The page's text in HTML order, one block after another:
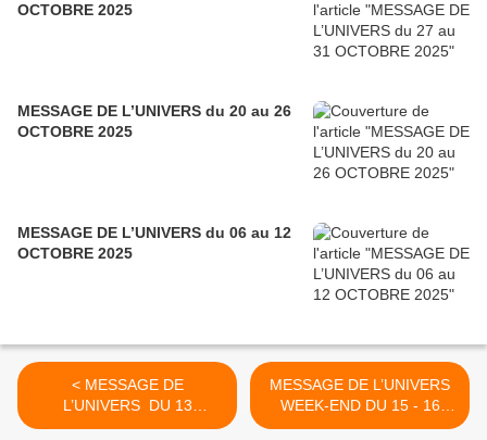
OCTOBRE 2025
MESSAGE DE L’UNIVERS du 20 au 26
OCTOBRE 2025
MESSAGE DE L’UNIVERS du 06 au 12
OCTOBRE 2025
< MESSAGE DE
L’UNIVERS DU 13
AOUT 2020
MESSAGE DE L’UNIVERS
WEEK-END DU 15 - 16
AOUT 2020 >